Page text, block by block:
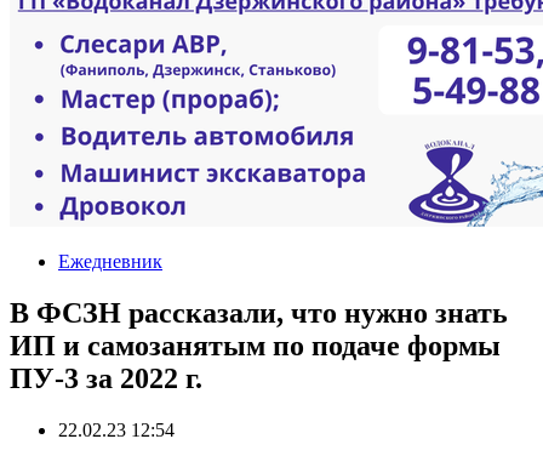
Ежедневник
В ФСЗН рассказали, что нужно знать
ИП и самозанятым по подаче формы
ПУ-3 за 2022 г.
22.02.23 12:54